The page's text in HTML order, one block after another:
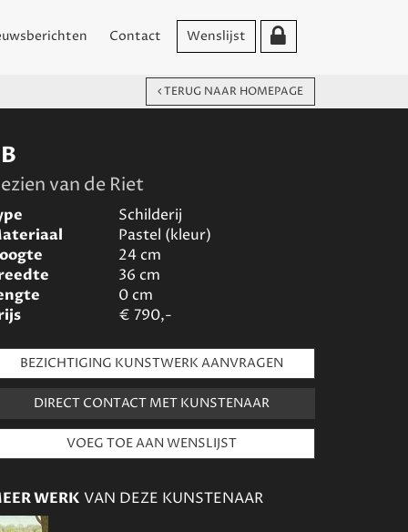
Contact Wenslijst
TERUG NAAR HOMEPAGE
van de Riet
Schilderij
Pastel (kleur)
24cm
36 cm
0cm
€ 790,-
BEZICHTIGING KUNSTWERK AANVRAGEN
DIRECT CONTACT MET KUNSTENAAR
WERK VAN DEZE KUNSTENAAR